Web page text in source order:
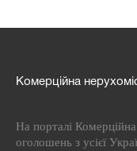
Комерційна
На порталі
оголошень з усієї